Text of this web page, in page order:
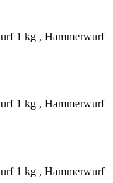
1 kg , Hammerwurf
1 kg , Hammerwurf
1 kg , Hammerwurf